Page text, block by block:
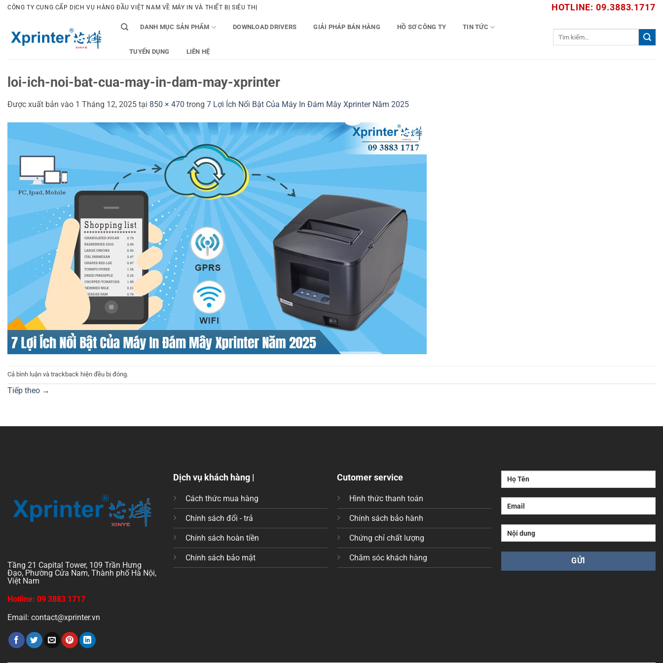
Bỏ
dung
CÔNG TY CUNG CẤP DỊCH VỤ HÀNG ĐẦU VIỆT NAM VỀ MÁY IN VÀ THIẾT BỊ SIÊU THỊ HOTLINE: 09.3883.1717
DANH MỤC SẢN PHẨM DOWNLOAD DRIVERS GIẢI PHÁP BÁN HÀNG HỒ SƠ CÔNG TY TIN TỨC
TUYỂN DỤNG LIÊN HỆ
loi-ich-noi-bat-cua-may-in-dam-may-xprinter
Được xuất bản vào 1 Tháng 12, 2025 tại 850 × 470 trong 7 Lợi Ích Nổi Bật Của Máy In Đám Mây Xprinter Năm 2025
Cả bình luận và trackback hiện đều bị đóng.
Tiếp theo →
Tầng 21 Capital Tower, 109 Trần Hưng
Đạo, Phường Cửa Nam, Thành phố Hà Nội,
Việt Nam
Hotline: 09 3883 1717
Email: contact@xprinter.vn
Dịch vụ khách hàng |
Cách thức mua hàng
Chính sách đổi - trả
Chính sách hoàn tiền
Chính sách bảo mật
Cutomer service
Hình thức thanh toán
Chính sách bảo hành
Chứng chỉ chất lượng
Chăm sóc khách hàng